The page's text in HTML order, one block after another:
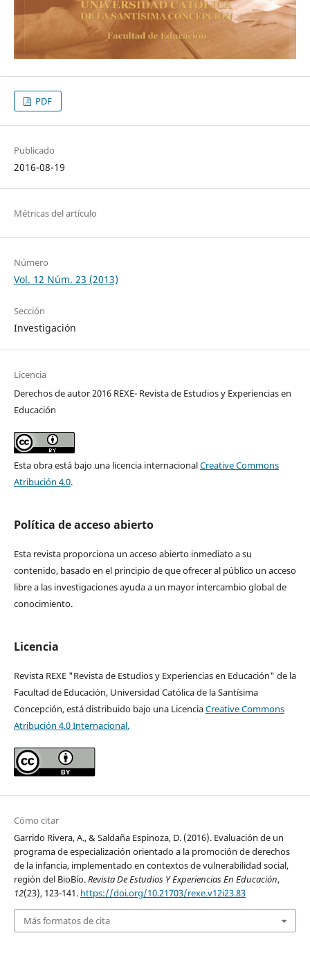
PDF
Publicado
2016-08-19
Métricas del artículo
Número
Vol. 12 Núm. 23 (2013)
Sección
Investigación
Licencia
Derechos de autor 2016 REXE- Revista de Estudios y Experiencias en
Educación
Esta obra está bajo una licencia internacionalCreative Commons
Atribución 4.0.
Política de acceso abierto
Esta revista proporciona un acceso abierto inmediato a su
contenido, basado en el principio de que ofrecer al público un acceso
libre a las investigaciones ayuda a un mayor intercambio global de
conocimiento.
Licencia
Revista REXE "Revista de Estudios y Experiencias en Educación" de la
Facultad de Educación, Universidad Católica de la Santísima
Concepción, está distribuido bajo una LicenciaCreative Commons
Atribución 4.0 Internacional.
Cómo citar
Garrido Rivera, A., & Saldaña Espinoza, D. (2016). Evaluación de un
programa de especialización orientado a la promoción de derechos
de la infancia, implementado en contextos de vulnerabilidad social,
región del BioBío.Revista De Estudios Y Experiencias En Educación,
12(23), 123-141. https://doi.org/10.21703/rexe.v12i23.83
Más formatos de cita